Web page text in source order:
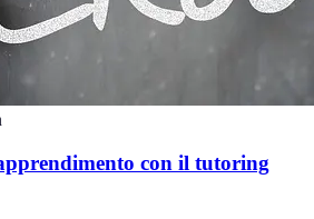
con il tutoring